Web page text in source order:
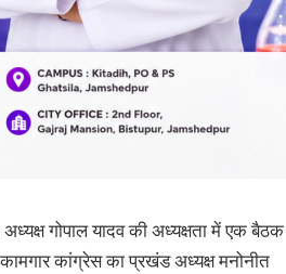
गोपाल यादव की अध्यक्षता में एक बैठक
कामगार कांग्रेस का प्रखंड अध्यक्ष मनोनीत